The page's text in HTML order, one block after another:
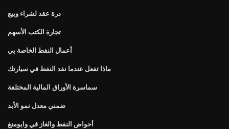
درة عقد لشراء وبيع
تجارة الكتب الأسهم
أعمال النفط الخاصة بي
ماذا تفعل عندما نفد النفط في سيارتك
سماسرة الأوراق المالية المختلفة
ضمني معدل نمو الأبد
أحواض النفط والغاز في وايومنغ